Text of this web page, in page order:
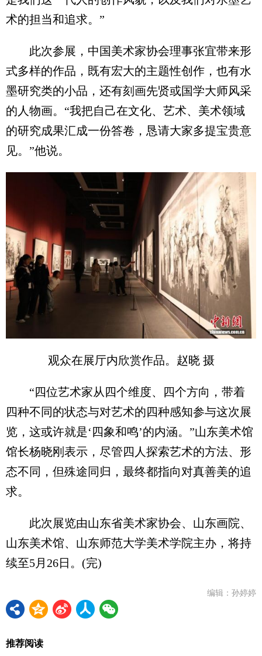
术的担当和追求。”
此次参展，中国美术家协会理事张宜带来形
式多样的作品，既有宏大的主题性创作，也有水
墨研究类的小品，还有刻画先贤或国学大师风采
的人物画。“我把自己在文化、艺术、美术领域
的研究成果汇成一份答卷，恳请大家多提宝贵意
见。”他说。
观众在展厅内欣赏作品。赵晓 摄
“四位艺术家从四个维度、四个方向，带着
四种不同的状态与对艺术的四种感知参与这次展
览，这或许就是‘四象和鸣’的内涵。”山东美术馆
馆长杨晓刚表示，尽管四人探索艺术的方法、形
态不同，但殊途同归，最终都指向对真善美的追
求。
此次展览由山东省美术家协会、山东画院、
山东美术馆、山东师范大学美术学院主办，将持
续至5月26日。(完)
编辑：孙婷婷
推荐阅读